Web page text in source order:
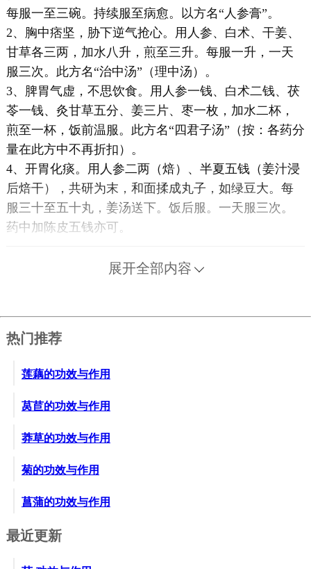
每服一至三碗。持续服至病愈。以方名“人参膏”。
2、胸中痞坚，胁下逆气抢心。用人参、白术、干姜、
甘草各三两，加水八升，煎至三升。每服一升，一天
服三次。此方名“治中汤”（理中汤）。
3、脾胃气虚，不思饮食。用人参一钱、白术二钱、茯
苓一钱、灸甘草五分、姜三片、枣一枚，加水二杯，
煎至一杯，饭前温服。此方名“四君子汤”（按：各药分
量在此方中不再折扣）。
4、开胃化痰。用人参二两（焙）、半夏五钱（姜汁浸
后焙干），共研为末，和面揉成丸子，如绿豆大。每
服三十至五十丸，姜汤送下。饭后服。一天服三次。
药中加陈皮五钱亦可。
生姜二钱，加水七合煎成二合，调入鸡蛋清一个，空
宜老人。
两，切片，加水一升，煮成四合，热服。同时用人参
汁加鸡蛋白、薤白（即头）煮粟米粥吃。
为末。加生地黄汁，做成丸子，如梧子大。每服五十
丸，米汤送下。
9、阳虚气喘，自汗盗汗，气短头晕。用人参五钱、熟
附子一两，分为四帖。每帖以生姜十片，加月二碗，
10、喘急欲绝。用人参末煎汤，每服一茶匙。一天服
展开全部内容
热门推荐
莲藕的功效与作用
莴苣的功效与作用
莽草的功效与作用
菊的功效与作用
菖蒲的功效与作用
最近更新